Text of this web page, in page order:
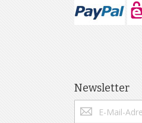
Newsletter